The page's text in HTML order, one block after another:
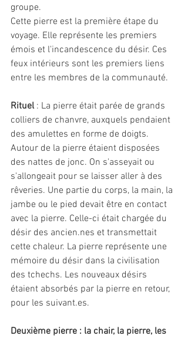
groupe.
Cette pierre est la première étape du
voyage. Elle représente les premiers
émois et l'incandescence du désir. Ces
feux intérieurs sont les premiers liens
entre les membres de la communauté.
Rituel : La pierre était parée de grands
colliers de chanvre, auxquels pendaient
des amulettes en forme de doigts.
Autour de la pierre étaient disposées
des nattes de jonc. On s'asseyait ou
s'allongeait pour se laisser aller à des
rêveries. Une partie du corps, la main, la
jambe ou le pied devait être en contact
avec la pierre. Celle-ci était chargée du
désir des ancien.nes et transmettait
cette chaleur. La pierre représente une
mémoire du désir dans la civilisation
des tchechs. Les nouveaux désirs
étaient absorbés par la pierre en retour,
pour les suivant.es.
Deuxième pierre : la chair, la pierre, les